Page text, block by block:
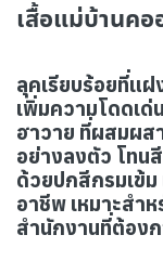
เสื้อแม่บ้านค
ลุคเรียบร้อยที่แฝ
เพิ่มความโดดเ
ฮาวาย ที่ผสมผ
อย่างลงตัว โทน
ด้วยปกสีกรมเข้ม
อาชีพ เหมาะสำ
สำนักงานที่ต้อง